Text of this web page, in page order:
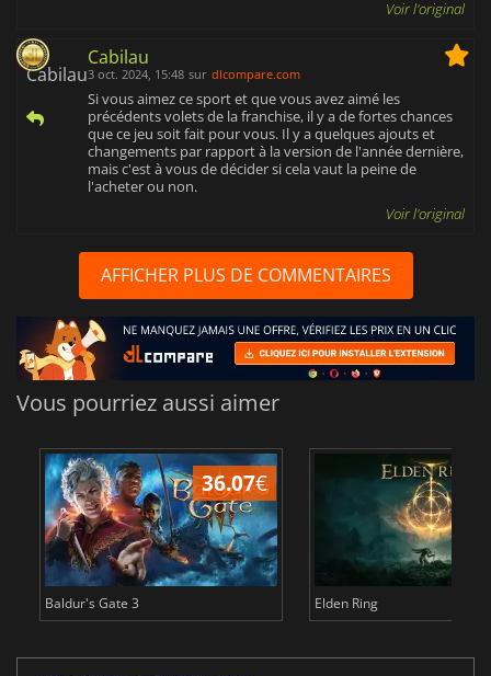
Voir l'original
Cabilau
3 oct. 2024, 15:48 sur dlcompare.com
Si vous aimez ce sport et que vous avez aimé les
précédents volets de la franchise, il y a de fortes chances
que ce jeu soit fait pour vous. Il y a quelques ajouts et
changements par rapport à la version de l'année dernière,
mais c'est à vous de décider si cela vaut la peine de
l'acheter ou non.
Voir l'original
AFFICHER PLUS DE COMMENTAIRES
Vous pourriez aussi aimer
36.07€
Baldur's Gate 3 Elden Ring